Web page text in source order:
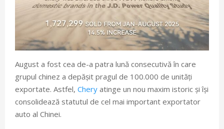
August a fost cea de-a patra lună consecutivă în care
grupul chinez a depășit pragul de 100.000 de unități
exportate. Astfel, Chery atinge un nou maxim istoric și își
consolidează statutul de cel mai important exportator
auto al Chinei.